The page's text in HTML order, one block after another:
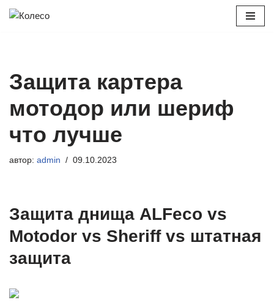
Защита картера
мотодор или шериф
что лучше
автор: admin 09.10.2023
Защита днища ALFeco vs
Motodor vs Sheriff vs штатная
защита